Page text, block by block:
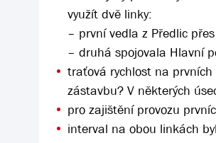
využít dvě linky:
– první vedla z Předlic
– druhá spojovala Hlavní
traťová rychlost na
zástavbu? V některých
pro zajištění provozu
interval na obou linkách